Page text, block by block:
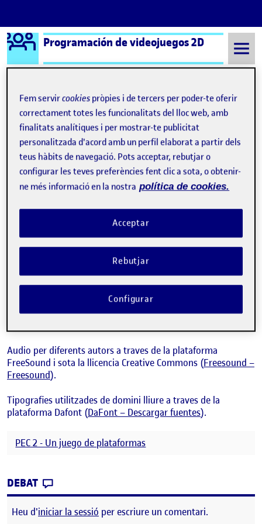
Saltar al contingut
Logo Ágora
Programación de videojuegos 2D
Semestre 20221 - Aula 1 PAC 2 – Super Maria Rose (Joc Plataformes)
Navegació d'entrades
Anterior: PEC 2 – Un juego de plataformas Següent
Publicat perPAC 2 – Super Maria Rose
Publicat per
Marc Rost Peñalosa
Amb l’entrega de la PAC 2 adjunto demostració de la
programació realitzada d’aquest projecte.
Error on kaltura services.
Credits i fonts:
Sprites fets per mi en Piskel (Piskel – Free online sprite
Audio per diferents autors a traves de la plataforma
FreeSound i sota la llicencia Creative Commons (Freesound –
Freesound).
Tipografies utilitzades de domini lliure a traves de la
plataforma Dafont (DaFont – Descargar fuentes).
PEC 2 - Un juego de plataformas
DEBAT
Heu d'iniciar la sessió per escriure un comentari.
Fem servircookies pròpies i de tercers per poder-te oferir
correctament totes les funcionalitats del lloc web, amb
finalitats analítiques i per mostrar-te publicitat
personalitzada d'acord amb un perfil elaborat a partir dels
teus hàbits de navegació. Pots acceptar, rebutjar o
configurar les teves preferències fent clic a sota, o obtenir-
ne més informació en la nostra política de cookies.
Rebutjar
Acceptar
Configurar